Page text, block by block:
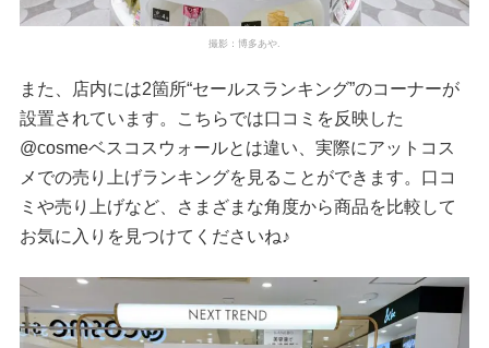
撮影：博多あや.
また、店内には2箇所“セールスランキング”のコーナーが
設置されています。こちらでは口コミを反映した
@cosmeベスコスウォールとは違い、実際にアットコス
メでの売り上げランキングを見ることができます。口コ
ミや売り上げなど、さまざまな角度から商品を比較して
お気に入りを見つけてくださいね♪